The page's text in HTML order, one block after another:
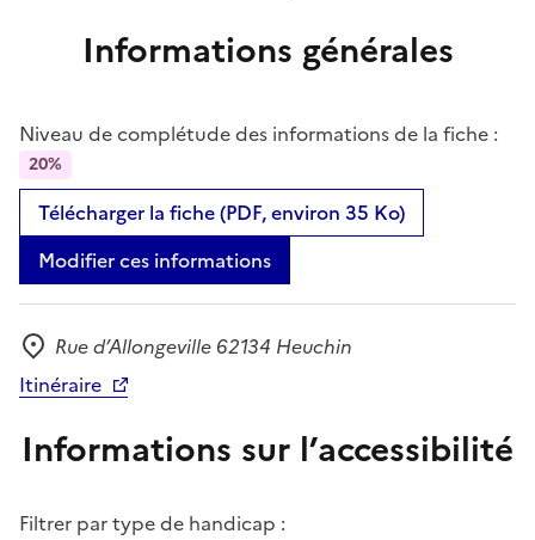
Informations générales
Niveau de complétude des informations de la fiche :
20%
Télécharger la fiche (PDF, environ 35 Ko)
Modifier ces informations
Adresse
Rue d’Allongeville 62134 Heuchin
Itinéraire
Informations sur l’accessibilité
Filtrer par type de handicap :